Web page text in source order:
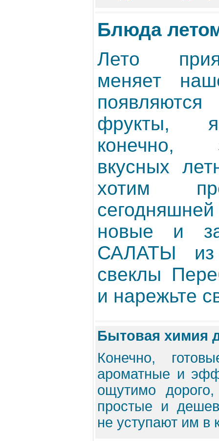
Блюда
Лето
меняет
фрукты,
конечно,
вкусных
хотим
новые и
САЛАТЫ из
свеклы
и нарежьте
Бытовая химия
Конечно,
ароматные и
ощутимо
простые и
не уступают им в